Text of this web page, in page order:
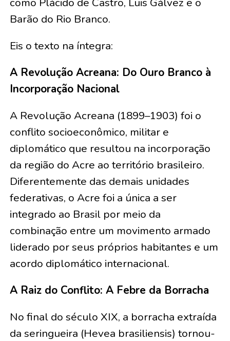
Barão do Rio Branco.
Eis o texto na íntegra:
A Revolução Acreana: Do Ouro Branco à
Incorporação Nacional
A Revolução Acreana (1899–1903) foi o
conflito socioeconômico, militar e
diplomático que resultou na incorporação
da região do Acre ao território brasileiro.
Diferentemente das demais unidades
federativas, o Acre foi a única a ser
integrado ao Brasil por meio da
combinação entre um movimento armado
liderado por seus próprios habitantes e um
acordo diplomático internacional.
A Raiz do Conflito: A Febre da Borracha
No final do século XIX, a borracha extraída
da seringueira (Hevea brasiliensis) tornou-